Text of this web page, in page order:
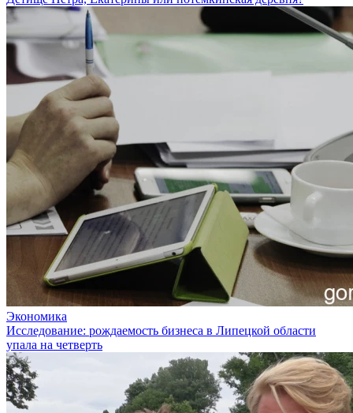
Экономика
Исследование: рождаемость бизнеса в Липецкой области
упала на четверть